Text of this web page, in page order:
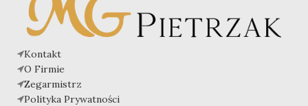
Kontakt
O Firmie
Zegarmistrz
Polityka Prywatności